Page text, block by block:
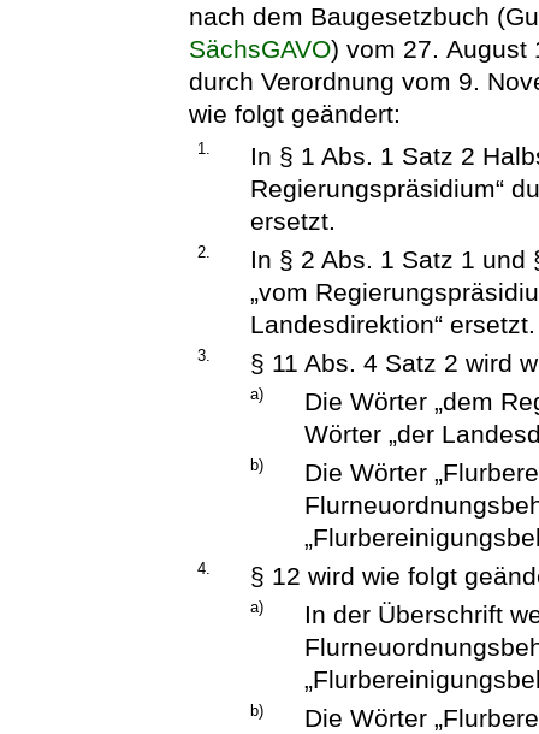
nach dem Baugesetzbuch
SächsGAVO) vom 27. August
durch Verordnung vom 9.
wie folgt geändert:
1.
In § 1 Abs. 1 Satz 2
Regierungspräsidium“
ersetzt.
2.
In § 2 Abs. 1 Satz 1 und
„vom
Landesdirektion“ ersetzt.
3. § 11 Abs. 4 Satz 2 wird
a)
Die Wörter „dem
Wörter „der
b)
Die Wörter
4. § 12 wird wie folgt
a)
In der Überschrift
b)
Die Wörter